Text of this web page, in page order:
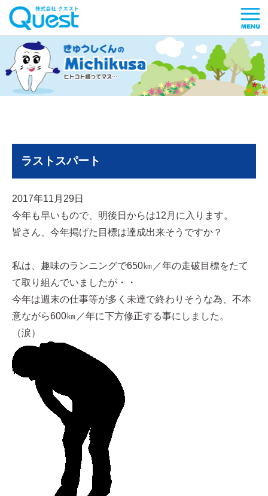
ラストスパート
2017年11月29日
今年も早いもので、明後日からは12月に入ります。
皆さん、今年掲げた目標は達成出来そうですか？
私は、趣味のランニングで650㎞／年の走破目標をたて
て取り組んでいましたが・・
今年は週末の仕事等が多く未達で終わりそうな為、不本
意ながら600㎞／年に下方修正する事にしました。
（涙）